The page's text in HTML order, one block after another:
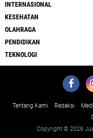
INTERNASIONAL
KESEHATAN
OLAHRAGA
PENDIDIKAN
TEKNOLOGI
Tentang Kami Redaksi
Copyright © 2026